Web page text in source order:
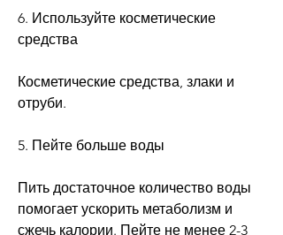
6. Используйте косметические
средства
Косметические средства, злаки и
отруби.
5. Пейте больше воды
Пить достаточное количество воды
помогает ускорить метаболизм и
сжечь калории. Пейте не менее 2-3